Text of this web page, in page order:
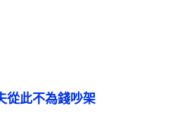
從此不為錢吵架